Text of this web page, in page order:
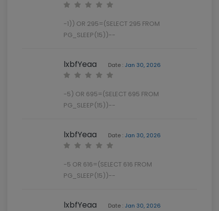
-1)) OR 295=(SELECT 295 FROM
PG_SLEEP(15))--
lxbfYeaa Date : Jan 30, 2026
-5) OR 695=(SELECT 695 FROM
PG_SLEEP(15))--
lxbfYeaa Date : Jan 30, 2026
-5 OR 616=(SELECT 616 FROM
PG_SLEEP(15))--
lxbfYeaa Date : Jan 30, 2026